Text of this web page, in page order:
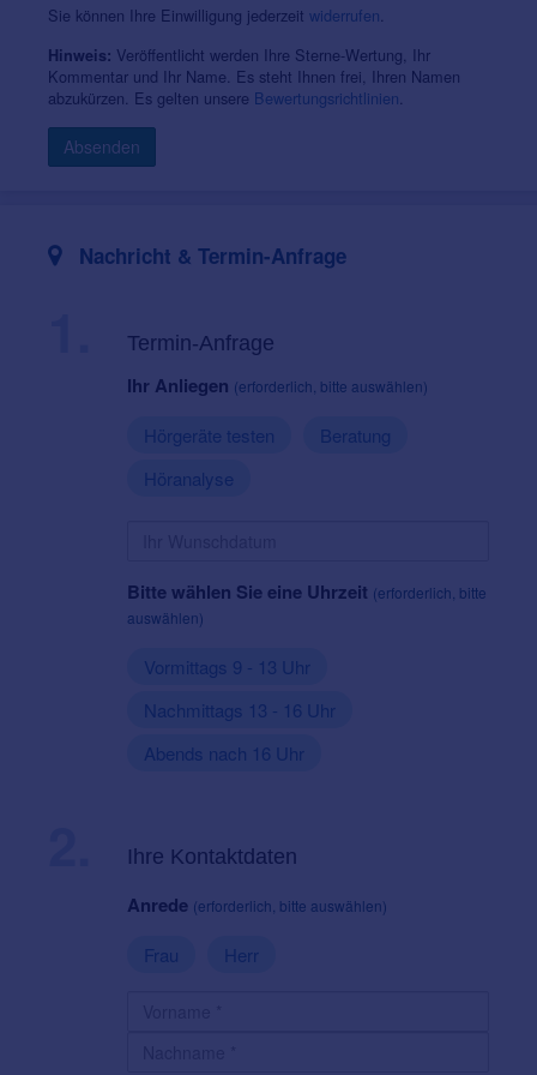
Sie können Ihre Einwilligung jederzeit widerrufen
Hinweis: Veröffentlicht werden Ihre Sterne-Wertung, Ihr
Kommentar und Ihr Name. Es steht Ihnen frei, Ihren Namen
abzukürzen. Es gelten unsere Bewertungsrichtlinien
Absenden
Nachricht & Termin-Anfrage
Termin-Anfrage
Ihr Anliegen (erforderlich, bitte auswählen)
Hörgeräte testen
Beratung
Höranalyse
Bitte wählen Sie eine Uhrzeit (erforderlich, bitte
auswählen)
Vormittags 9 - 13 Uhr
Nachmittags 13 - 16 Uhr
Abends nach 16 Uhr
Ihre Kontaktdaten
Anrede (erforderlich, bitte auswählen)
Frau Herr